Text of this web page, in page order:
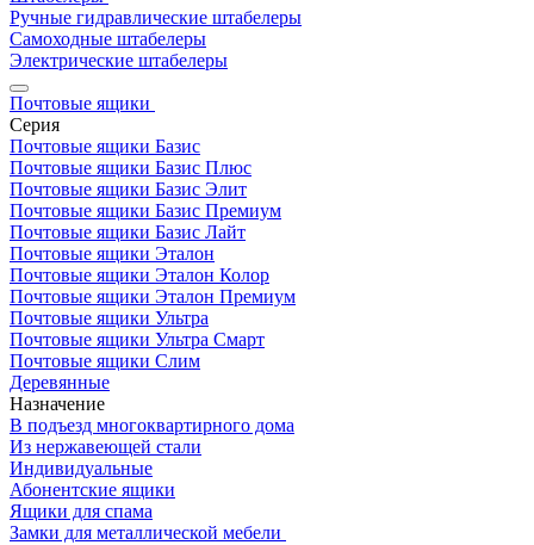
Ручные гидравлические штабелеры
Самоходные штабелеры
Электрические штабелеры
Почтовые ящики
Серия
Почтовые ящики Базис
Почтовые ящики Базис Плюс
Почтовые ящики Базис Элит
Почтовые ящики Базис Премиум
Почтовые ящики Базис Лайт
Почтовые ящики Эталон
Почтовые ящики Эталон Колор
Почтовые ящики Эталон Премиум
Почтовые ящики Ультра
Почтовые ящики Ультра Смарт
Почтовые ящики Слим
Деревянные
Назначение
В подъезд многоквартирного дома
Из нержавеющей стали
Индивидуальные
Абонентские ящики
Ящики для спама
Замки для металлической мебели